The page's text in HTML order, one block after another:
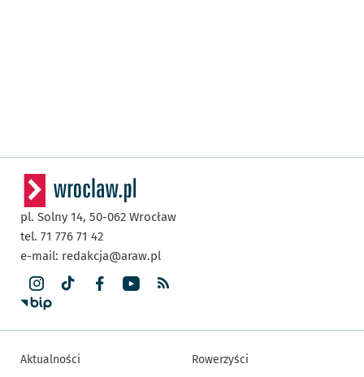
pl. Solny 14, 50-062 Wrocław
tel. 71 776 71 42
e-mail: redakcja@araw.pl
Aktualności Rowerzyści